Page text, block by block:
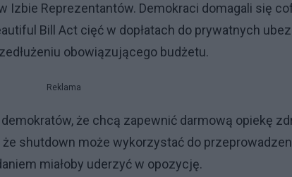
Izbie Reprezentantów. Demokraci domagali się
Bill Act cięć w dopłatach do prywatnych
obowiązującego budżetu.
Reklama
że chcą zapewnić darmową opiekę
shutdown może wykorzystać do
miałoby uderzyć w opozycję.